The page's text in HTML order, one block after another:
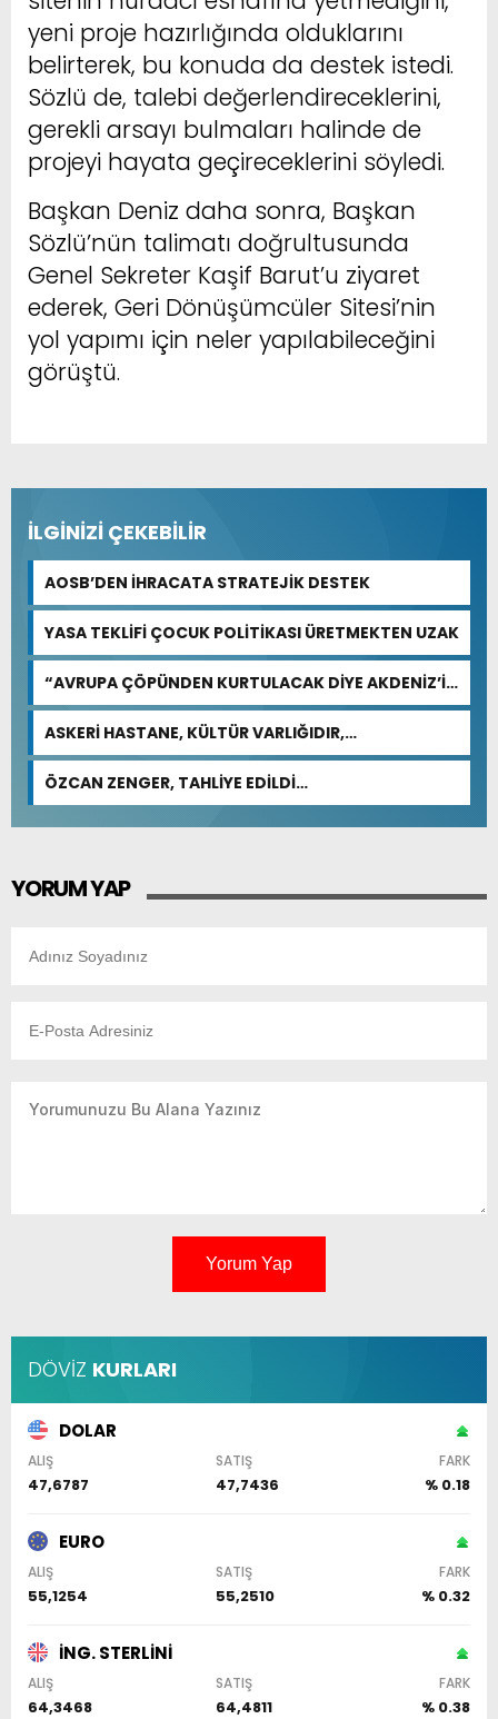
yeni proje hazırlığında olduklarını
belirterek, bu konuda da destek istedi.
Sözlü de, talebi değerlendireceklerini,
gerekli arsayı bulmaları halinde de
projeyi hayata geçireceklerini söyledi.
Başkan Deniz daha sonra, Başkan
Sözlü’nün talimatı doğrultusunda
Genel Sekreter Kaşif Barut’u ziyaret
ederek, Geri Dönüşümcüler Sitesi’nin
yol yapımı için neler yapılabileceğini
görüştü.
İLGİNİZİ ÇEKEBİLİR
AOSB’DEN İHRACATA STRATEJİK DESTEK
YASA TEKLİFİ ÇOCUK POLİTİKASI ÜRETMEKTEN UZAK
“AVRUPA ÇÖPÜNDEN KURTULACAK DİYE AKDENİZ’İ
FEDA EDEMEZSİNİZ!”
ASKERİ HASTANE, KÜLTÜR VARLIĞIDIR,
ÖZELLEŞTİRİLEMEZ!
ÖZCAN ZENGER, TAHLİYE EDİLDİ…
YORUM YAP
Yorum Yap
DÖVİZ KURLARI
DOLAR
ALIŞ SATIŞ FARK
47,6787 47,7436 % 0.18
EURO
ALIŞ SATIŞ FARK
55,1254 55,2510 % 0.32
İNG. STERLİNİ
ALIŞ SATIŞ FARK
64,3468 64,4811 % 0.38